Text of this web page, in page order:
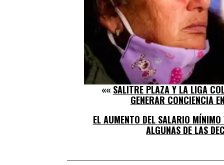
«« SALITRE PLAZA Y LA LIGA
GENERAR CONCIENCIA
EL AUMENTO DEL SALARIO
ALGUNAS DE LAS